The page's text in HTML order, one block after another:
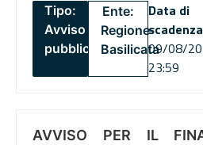
Tipo:
Avviso
pubblico
Ente:
Regione
Basilicata
Data di
scadenza
09/08/
23:59
AVVISO PER IL